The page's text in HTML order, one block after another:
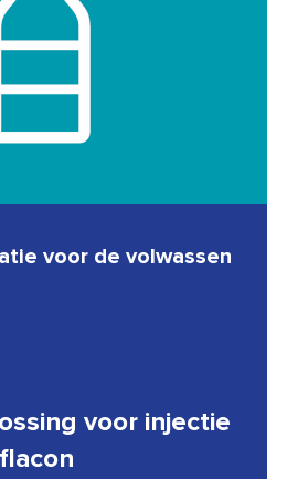
voor de volwassen
voor injectie